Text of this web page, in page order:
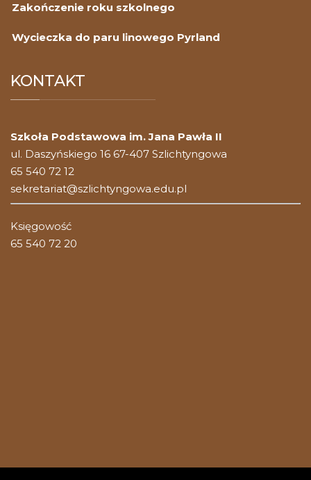
Zakończenie roku szkolnego
Wycieczka do paru linowego Pyrland
KONTAKT
Szkoła Podstawowa im. Jana Pawła II
ul. Daszyńskiego 16 67-407 Szlichtyngowa
65 540 72 12
sekretariat@szlichtyngowa.edu.pl
Księgowość
65 540 72 20